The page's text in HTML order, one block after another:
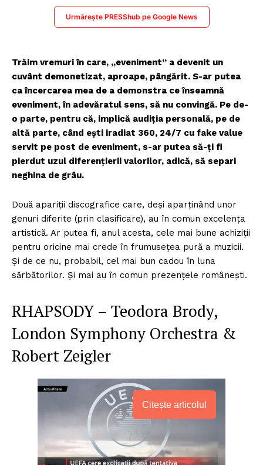
Urmărește PRESShub pe Google News
Trăim vremuri în care, „eveniment” a devenit un
cuvânt demonetizat, aproape, pângărit. S-ar putea
ca încercarea mea de a demonstra ce înseamnă
eveniment, în adevăratul sens, să nu convingă. Pe de-
o parte, pentru că, implică audiția personală, pe de
altă parte, când ești iradiat 360, 24/7 cu fake value
servit pe post de eveniment, s-ar putea să-ți fi
pierdut uzul diferențierii valorilor, adică, să separi
neghina de grâu.
Două apariții discografice care, deși aparținând unor
genuri diferite (prin clasificare), au în comun excelența
artistică. Ar putea fi, anul acesta, cele mai bune achiziții
pentru oricine mai crede în frumusețea pură a muzicii.
Și de ce nu, probabil, cel mai bun cadou în luna
sărbătorilor. Și mai au în comun prezențele românești.
RHAPSODY – Teodora Brody,
London Symphony Orchestra &
Robert Zeigler
Citește articolul